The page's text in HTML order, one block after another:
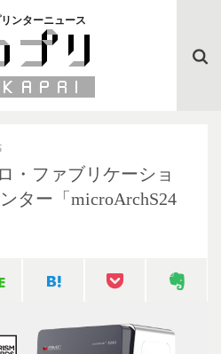
ンターニュース
・ファブリケーショ
ター「microArchS24